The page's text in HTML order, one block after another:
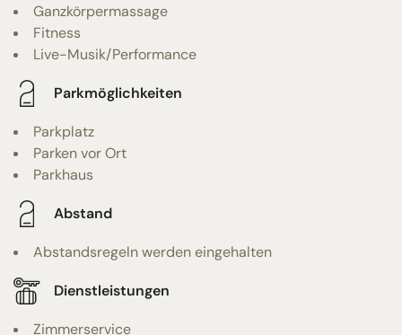
Ganzkörpermassage
Fitness
Live-Musik/Performance
Parkmöglichkeiten
Parkplatz
Parken vor Ort
Parkhaus
Abstand
Abstandsregeln werden eingehalten
Dienstleistungen
Zimmerservice